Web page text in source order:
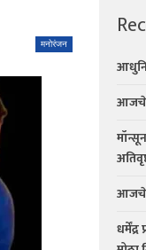
मनोरंजन
आजचे
आजचे